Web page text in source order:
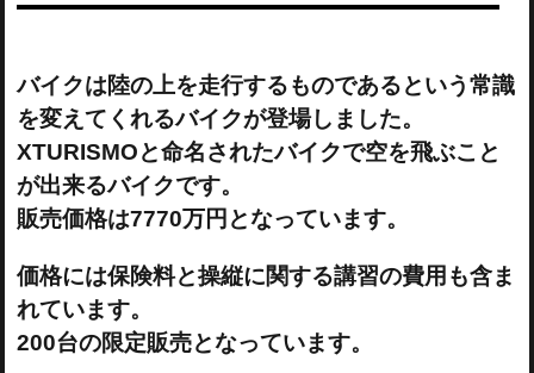
バイクは陸の上を走行するものであるという常識
を変えてくれるバイクが登場しました。
XTURISMOと命名されたバイクで空を飛ぶこと
が出来るバイクです。
販売価格は7770万円となっています。
価格には保険料と操縦に関する講習の費用も含ま
れています。
200台の限定販売となっています。